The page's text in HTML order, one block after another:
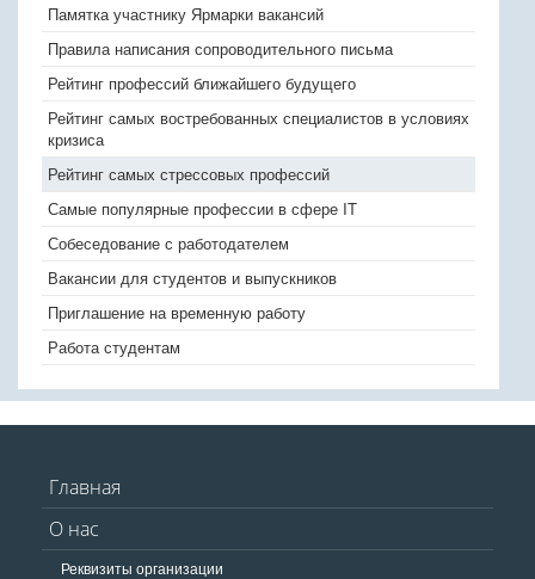
Памятка участнику Ярмарки вакансий
Правила написания сопроводительного письма
Рейтинг профессий ближайшего будущего
Рейтинг самых востребованных специалистов в условиях
кризиса
Рейтинг самых стрессовых профессий
Самые популярные профессии в сфере IT
Собеседование с работодателем
Вакансии для студентов и выпускников
Приглашение на временную работу
Работа студентам
Главная
О нас
Реквизиты организации